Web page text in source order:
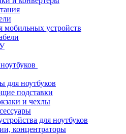
мобильных устройств
для ноутбуков
подставки
и чехлы
для ноутбуков
концентраторы